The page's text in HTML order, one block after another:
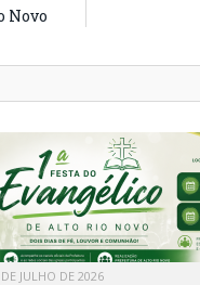
Novo
JULHO DE 2026